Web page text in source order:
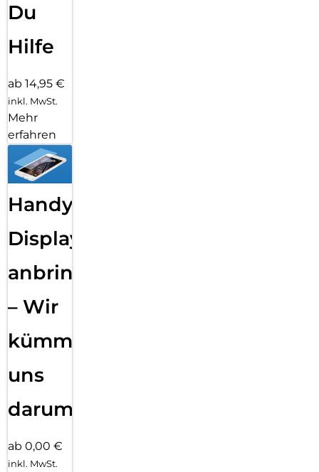
Du
Hilfe
ab 14,95 €
inkl. MwSt.
Mehr
erfahren
Handy
Displayfolie
anbringen
– Wir
kümmern
uns
darum!
ab 0,00 €
inkl. MwSt.